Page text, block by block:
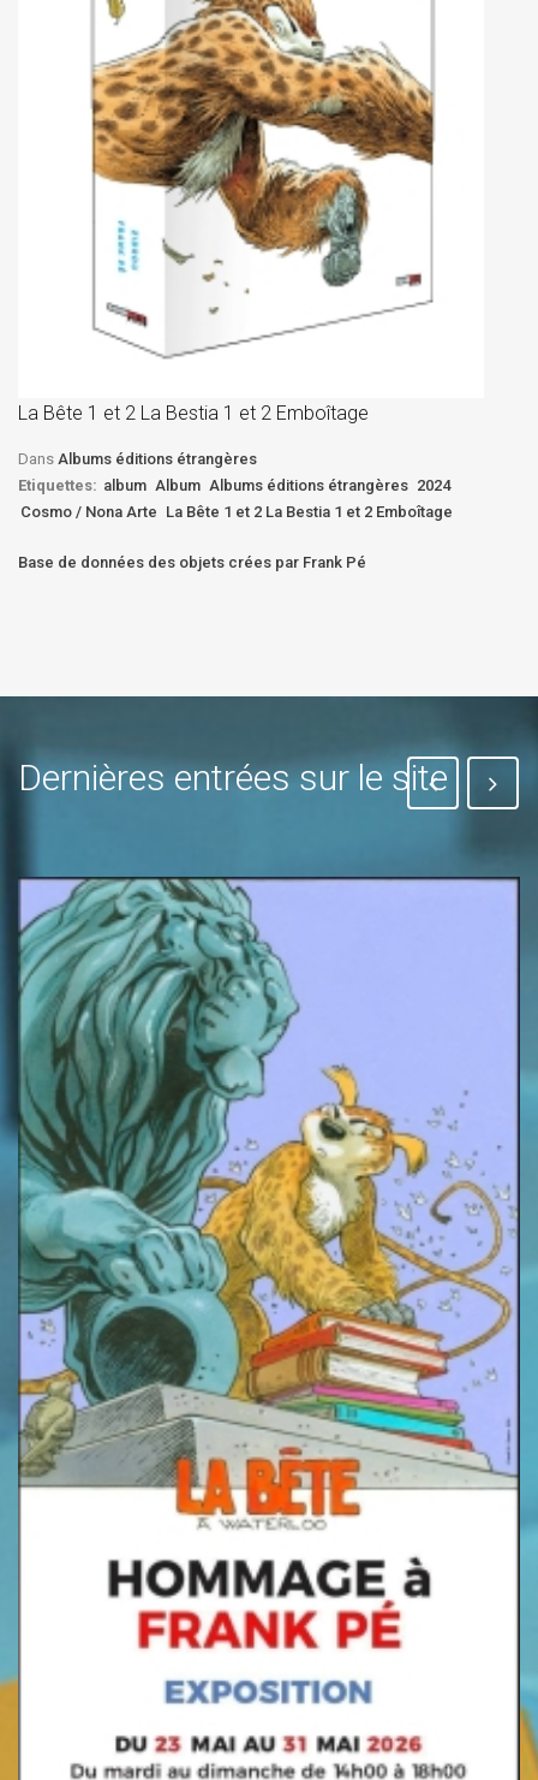
La Bête 1 et 2 La Bestia 1 et 2 Emboîtage
Dans Albums éditions étrangères
Etiquettes: album Album Albums éditions étrangères 2024
Cosmo / Nona Arte La Bête 1 et 2 La Bestia 1 et 2 Emboîtage
Base de données des objets crées par Frank Pé
Dernières entrées sur le site